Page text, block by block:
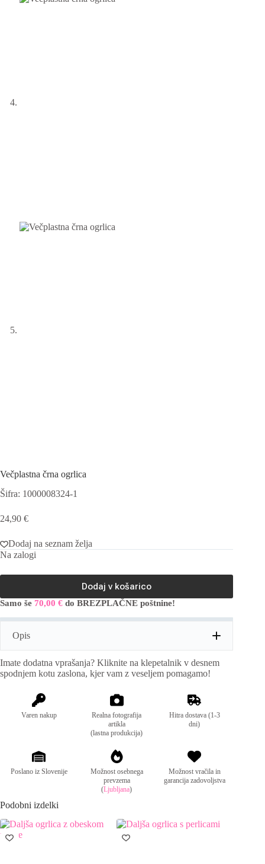
Večplastna črna ogrlica
Šifra: 1000008324-1
24,90 €
Dodaj na seznam želja
Na zalogi
Dodaj v košarico
A
a
t
Samo še 70,00 € do BREZPLAČNE poštnine!
Opis
Imate dodatna vprašanja? Kliknite na klepetalnik v desnem
spodnjem kotu zaslona, kjer vam z veseljem pomagamo!
Varen nakup
Realna fotografija
artikla
(lastna produkcija)
Hitra dostava (1-3
dni)
Poslano iz Slovenije
Možnost osebnega
prevzema
(Ljubljana)
Možnost vračila in
garancija zadovoljstva
Podobni izdelki